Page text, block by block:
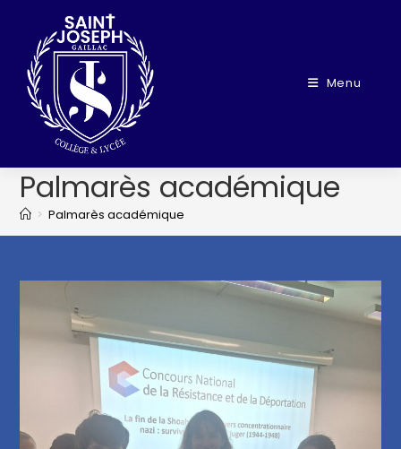
Menu
Palmarès académique
> Palmarès académique